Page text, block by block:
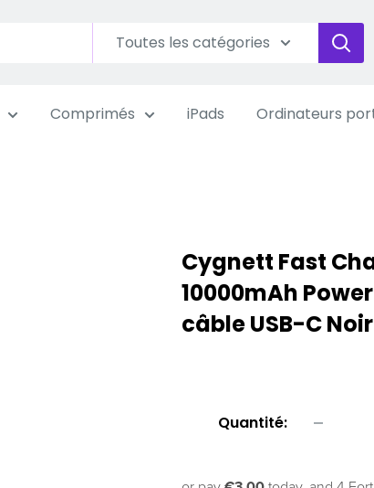
Toutes les catégories
Comprimés iPads Ordinateurs
Cygnett Fast
10000mAh
câble USB-C Noir
Quantité: